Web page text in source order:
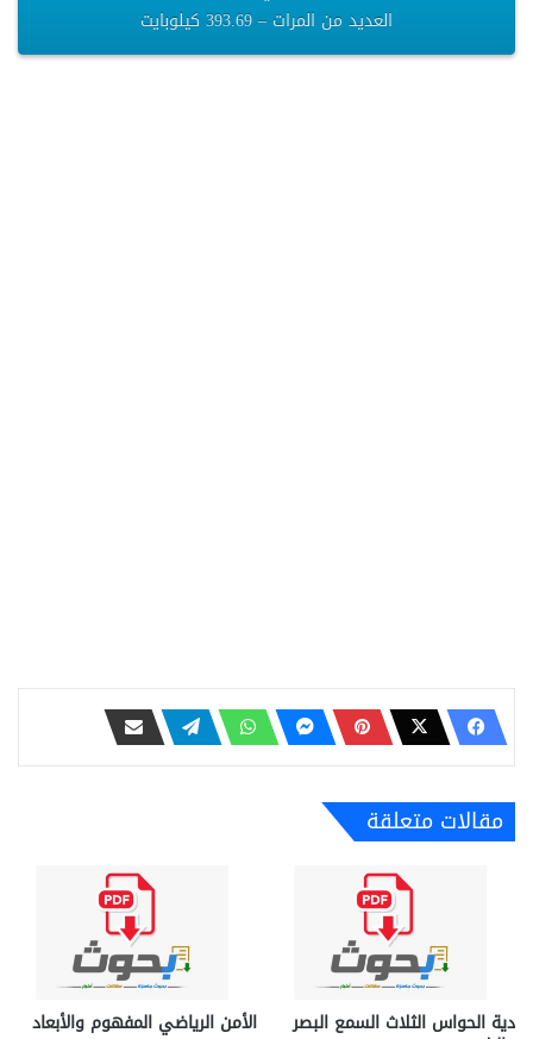
العديد من المرات – 393.69 كيلوبايت
مقالات متعلقة
دية الحواس الثلاث السمع البصر الأمن الرياضي المفهوم والأبعاد